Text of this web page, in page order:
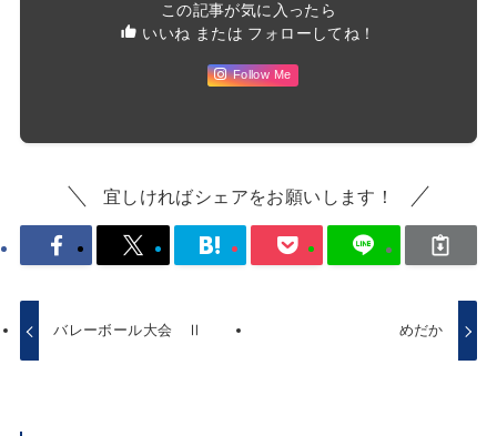
この記事が気に入ったら
いいね または フォローしてね！
Follow Me
宜しければシェアをお願いします！
バレーボール大会 Ⅱ めだか